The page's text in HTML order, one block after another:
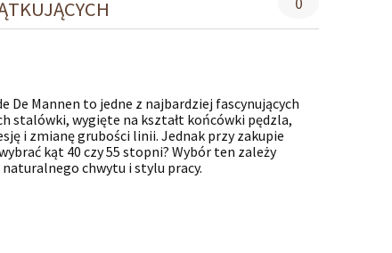
De Mannen to jedne z najbardziej fascynujących
stalówki, wygięte na kształt końcówki pędzla,
i zmianę grubości linii. Jednak przy zakupie
kąt 40 czy 55 stopni? Wybór ten zależy
chwytu i stylu pracy.